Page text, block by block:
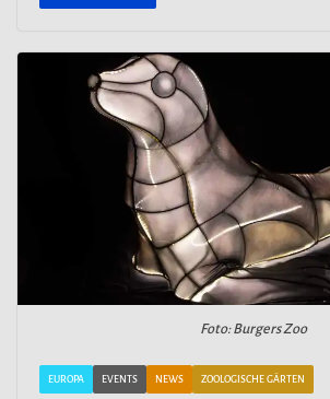
Foto: Burgers Zoo
EUROPA EVENTS NEWS ZOOLOGISCHE GÄRTEN